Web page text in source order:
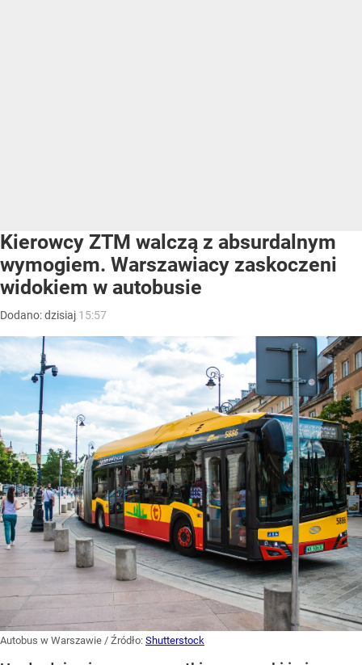
Kierowcy ZTM walczą z absurdalnym
wymogiem. Warszawiacy zaskoczeni
widokiem w autobusie
Dodano:dzisiaj 15:57
Autobus w Warszawie / Źródło: Shutterstock